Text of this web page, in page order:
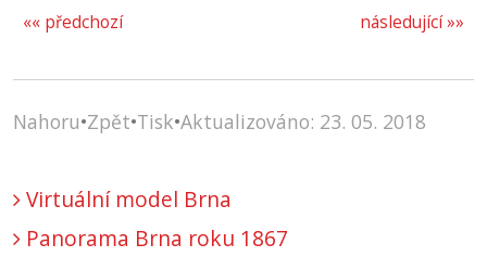
následující »»
«« předchozí
Nahoru•Zpět•Tisk•Aktualizováno: 23. 05. 2018
Virtuální model Brna
Panorama Brna roku 1867